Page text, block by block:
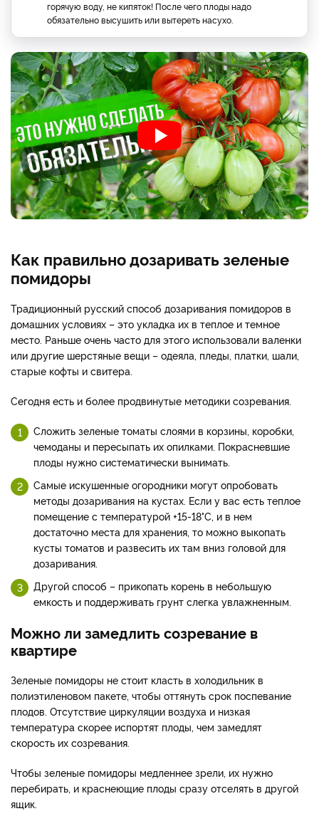
горячую воду, не кипяток! После чего плоды надо
обязательно высушить или вытереть насухо.
Как правильно дозаривать зеленые
помидоры
Традиционный русский способ дозаривания помидоров в
домашних условиях – это укладка их в теплое и темное
место. Раньше очень часто для этого использовали валенки
или другие шерстяные вещи – одеяла, пледы, платки, шали,
старые кофты и свитера.
Сегодня есть и более продвинутые методики созревания.
Сложить зеленые томаты слоями в корзины, коробки,
чемоданы и пересыпать их опилками. Покрасневшие
плоды нужно систематически вынимать.
Самые искушенные огородники могут опробовать
методы дозаривания на кустах. Если у вас есть теплое
помещение с температурой +15-18°C, и в нем
достаточно места для хранения, то можно выкопать
кусты томатов и развесить их там вниз головой для
дозаривания.
Другой способ – прикопать корень в небольшую
емкость и поддерживать грунт слегка увлажненным.
Можно ли замедлить созревание в
квартире
Зеленые помидоры не стоит класть в холодильник в
полиэтиленовом пакете, чтобы оттянуть срок поспевание
плодов. Отсутствие циркуляции воздуха и низкая
температура скорее испортят плоды, чем замедлят
скорость их созревания.
Чтобы зеленые помидоры медленнее зрели, их нужно
перебирать, и краснеющие плоды сразу отселять в другой
ящик.